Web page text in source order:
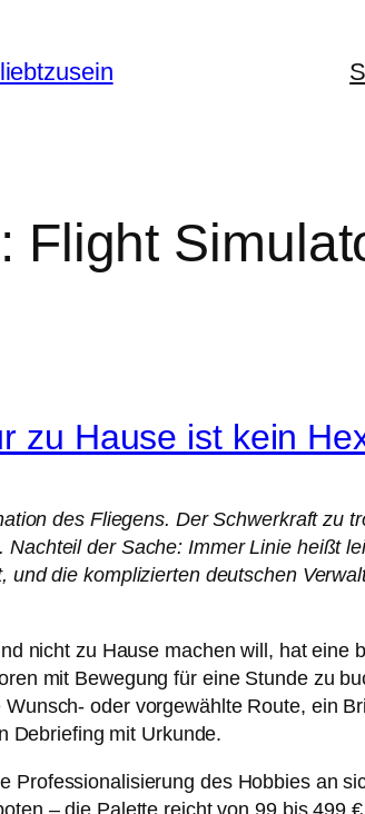
Flight
zu Hause ist kein
des Fliegens. Der Schwerkraft zu
der Sache: Immer Linie heißt
und die komplizierten deutschen
nicht zu Hause machen will, hat
mit Bewegung für eine Stunde zu
oder vorgewählte Route, ein
Debriefing mit Urkunde.
Professionalisierung des Hobbies an